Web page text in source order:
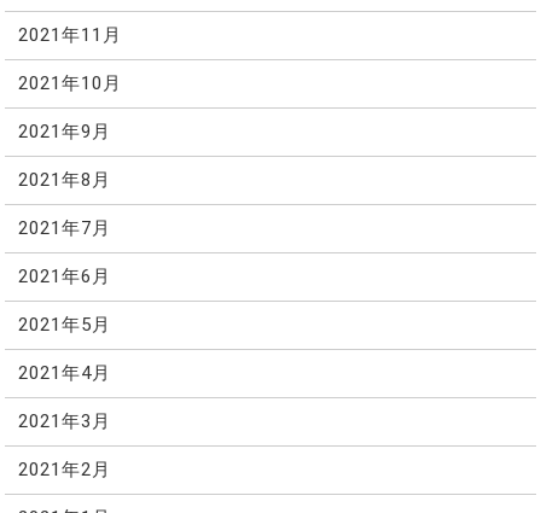
2021年11月
2021年10月
2021年9月
2021年8月
2021年7月
2021年6月
2021年5月
2021年4月
2021年3月
2021年2月